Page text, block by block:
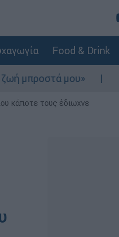
Food & Drink
μου»
κάποτε τους έδιωχνε